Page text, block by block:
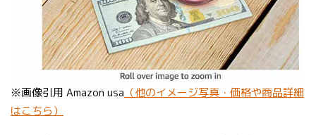
※画像引用 Amazon usa （他のイメージ写真・価格や商品詳細
はこちら）